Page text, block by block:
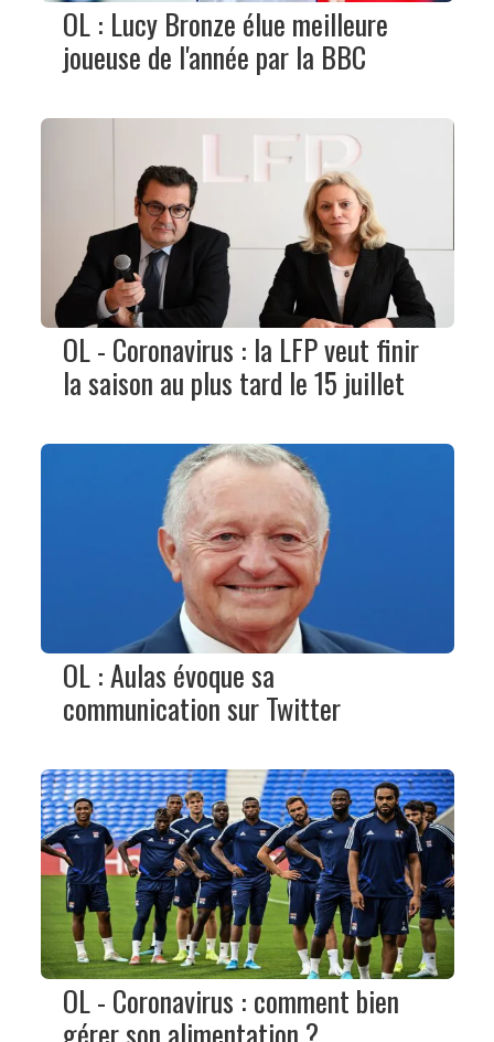
OL : Lucy Bronze élue meilleure
joueuse de l'année par la BBC
OL - Coronavirus : la LFP veut finir
la saison au plus tard le 15 juillet
OL : Aulas évoque sa
communication sur Twitter
OL - Coronavirus : comment bien